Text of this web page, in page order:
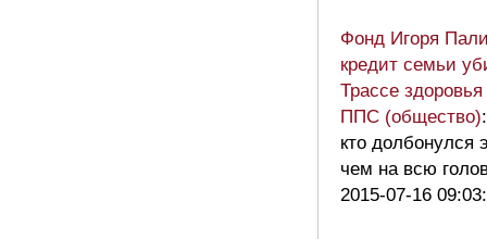
Фонд Игоря
кредит семьи
Трассе
ППС (общество)
кто долбонулся
чем на всю
2015-07-16